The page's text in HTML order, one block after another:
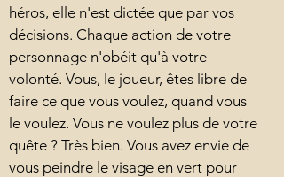
héros, elle n'est dictée que par vos
décisions. Chaque action de votre
personnage n'obéit qu'à votre
volonté. Vous, le joueur, êtes libre de
faire ce que vous voulez, quand vous
le voulez. Vous ne voulez plus de votre
quête ? Très bien. Vous avez envie de
vous peindre le visage en vert pour